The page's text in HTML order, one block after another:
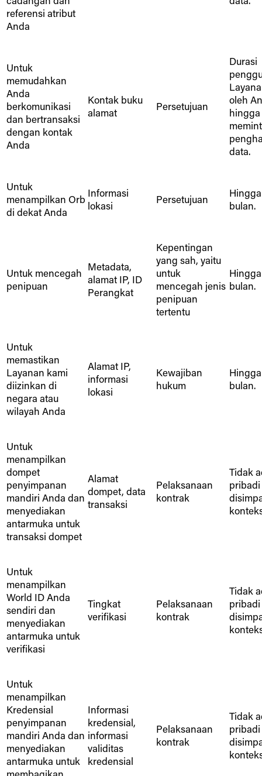
referensi atribut
Anda
Untuk
memudahkan
Anda
berkomunikasi
dan bertransaksi
dengan kontak
Anda
Kontak buku
alamat
Persetujuan
Durasi
oleh
data.
Untuk
menampilkan Orb
di dekat Anda
Informasi
lokasi
Persetujuan
bulan.
Untuk mencegah
penipuan
Metadata,
alamat IP, ID
Perangkat
Kepentingan
yang sah, yaitu
untuk
mencegah jenis
penipuan
tertentu
bulan.
Untuk
memastikan
Layanan kami
diizinkan di
negara atau
wilayah Anda
Alamat IP,
informasi
lokasi
Kewajiban
hukum
bulan.
Untuk
menampilkan
dompet
penyimpanan
mandiri Anda dan
menyediakan
antarmuka untuk
transaksi dompet
Alamat
dompet, data
transaksi
Pelaksanaan
kontrak
Tidak
Untuk
menampilkan
World ID Anda
sendiri dan
menyediakan
antarmuka untuk
verifikasi
Tingkat
verifikasi
Pelaksanaan
kontrak
Tidak
Untuk
menampilkan
Kredensial
penyimpanan
mandiri Anda dan
menyediakan
antarmuka untuk
Informasi
kredensial,
informasi
validitas
kredensial
Pelaksanaan
kontrak
Tidak